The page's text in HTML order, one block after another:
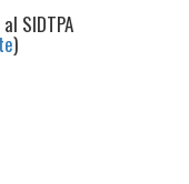
SIDTPA
)